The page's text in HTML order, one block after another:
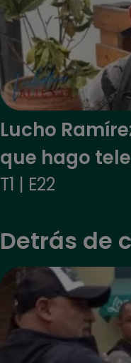
Lucho
que hago
T1 | E22
Detrás de